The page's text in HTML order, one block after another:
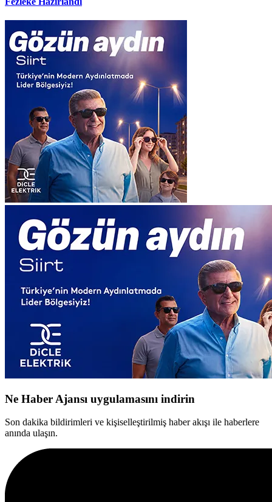
Ne Haber Ajansı uygulamasını indirin
Son dakika bildirimleri ve kişiselleştirilmiş haber akışı ile haberlere
anında ulaşın.